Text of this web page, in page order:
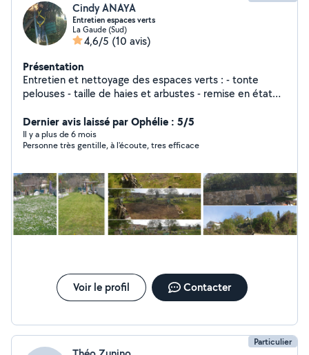
Cindy ANAYA
Entretien espaces verts
La Gaude (Sud)
4,6/5 (10 avis)
Présentation
Entretien et nettoyage des espaces verts : - tonte
pelouses - taille de haies et arbustes - remise en état
Dernier avis laissé par Ophélie : 5/5
Il y a plus de 6 mois
Personne très gentille, à l'écoute, tres efficace
Voir le profil Contacter
Particulier